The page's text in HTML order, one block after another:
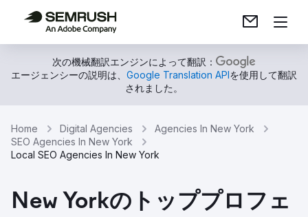
次の機械翻訳エンジンによって翻訳：
エージェンシーの説明は、 Google Translation APIを使用して翻訳
されました。
Home Digital Agencies
Agencies In New York
SEO Agencies In New York
Local SEO Agencies In New York
New Yorkのトッププロフェ